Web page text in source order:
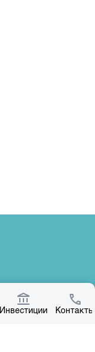
Инвестиции Контакты